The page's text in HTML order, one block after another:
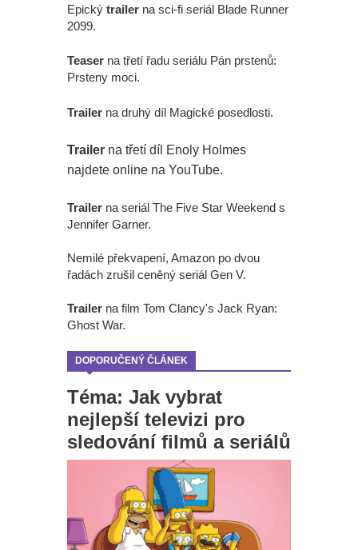
Epický trailer na sci-fi seriál Blade Runner
2099.
Teaser na třetí řadu seriálu Pán prstenů:
Prsteny moci.
Trailer na druhý díl Magické posedlosti.
Trailer na třetí díl Enoly Holmes
najdete online na YouTube.
Trailer na seriál The Five Star Weekend s
Jennifer Garner.
Nemilé překvapení, Amazon po dvou
řadách zrušil ceněný seriál Gen V.
Trailer na film Tom Clancy's Jack Ryan:
Ghost War.
DOPORUČENÝ ČLÁNEK
Téma: Jak vybrat
nejlepší televizi pro
sledování filmů a seriálů